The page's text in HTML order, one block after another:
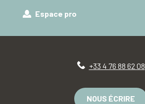
Espace pro
+33 4 76 88 62 08
NOUS ÉCRIRE